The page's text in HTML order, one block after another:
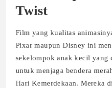
Twist
Film yang kualitas
Pixar maupun Disney ini
sekelompok anak kecil yang
untuk menjaga bendera
Hari Kemerdekaan. Mereka